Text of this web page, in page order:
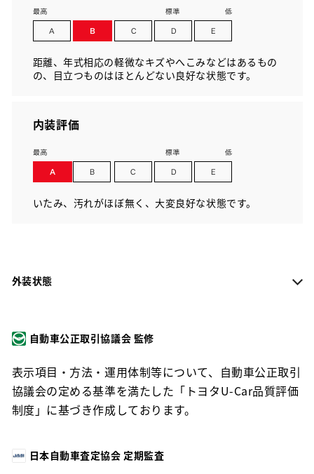
距離、年式相応の軽微なキズやへこみなどはあるもの
の、目立つものはほとんどない良好な状態です。
内装評価
いたみ、汚れがほぼ無く、大変良好な状態です。
外装状態
自動車公正取引協議会 監修
表示項目・方法・運用体制等について、自動車公正取引
協議会の定める基準を満たした「トヨタU-Car品質評価
制度」に基づき作成しております。
日本自動車査定協会 定期監査